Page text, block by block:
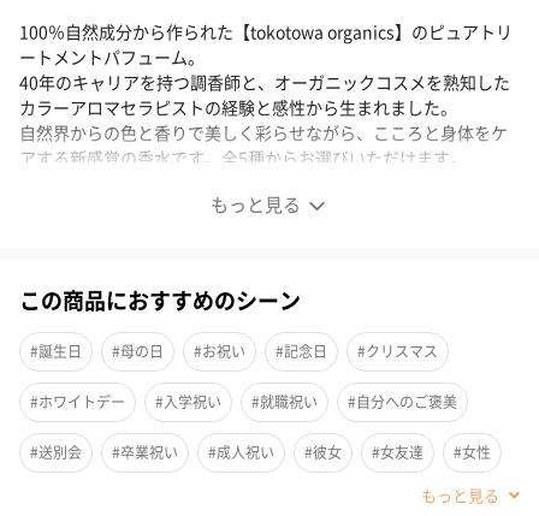
もっと見る
100％自然成分から作られた【tokotowa organics】のピュアトリ
ートメントパフューム。
40年のキャリアを持つ調香師と、オーガニックコスメを熟知した
カラーアロマセラピストの経験と感性から生まれました。
自然界からの色と香りで美しく彩らせながら、こころと身体をケ
アする新感覚の香水です。全5種からお選びいただけます。
大自然の香りと色のちから
ピュアトリートメントパフュームは、100%自然成分で作られた高
品質なオーガニック香水です。全て自然成分で作られ、全原料の
94％～98％がオーガニック素材（※オーガニック精油＋オーガニ
ックアルコール）なので、お肌に直接つけることができます。
この商品におすすめのシーン
#誕生日 #母の日 #お祝い #記念日 #クリスマス
#ホワイトデー #入学祝い #就職祝い #自分へのご褒美
#送別会 #卒業祝い #成人祝い #彼女 #女友達 #女性
#20代後半